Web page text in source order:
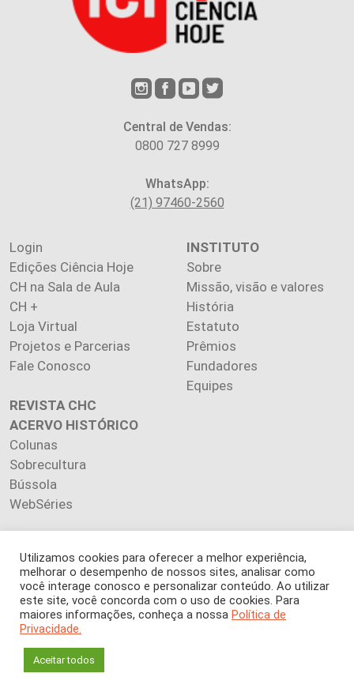
Central de Vendas:
0800 727 8999
WhatsApp:
(21) 97460-2560
Login
Edições Ciência Hoje
CH na Sala de Aula
CH +
Loja Virtual
Projetos e Parcerias
Fale Conosco
INSTITUTO
Sobre
Missão, visão e valores
História
Estatuto
Prêmios
Fundadores
Equipes
REVISTA CHC
ACERVO HISTÓRICO
Colunas
Sobrecultura
Bússola
WebSéries
Copyright 2026 INSTITUTO CIÊNCIA HOJE. Todos os direitos
reservados.
Os artigos publicados na revista refletem exclusivamente a
É proibida a reprodução, integral ou parcial, do conteúdo (imagens
Utilizamos cookies para oferecer a melhor experiência,
melhorar o desempenho de nossos sites, analisar como
você interage conosco e personalizar conteúdo. Ao utilizar
este site, você concorda com o uso de cookies. Para
maiores informações, conheça a nossa Política de
Privacidade.
Aceitar todos